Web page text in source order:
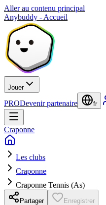
Aller au contenu principal
Anybuddy - Accueil
Jouer
PRODevenir partenaire fr
Craponne
Les clubs
Craponne
Craponne Tennis (As)
Partager Enregistrer